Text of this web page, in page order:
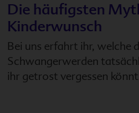
Die häufigsten
Kinderwunsch
Bei uns erfahrt ihr, welche
Schwangerwerden
ihr getrost vergessen